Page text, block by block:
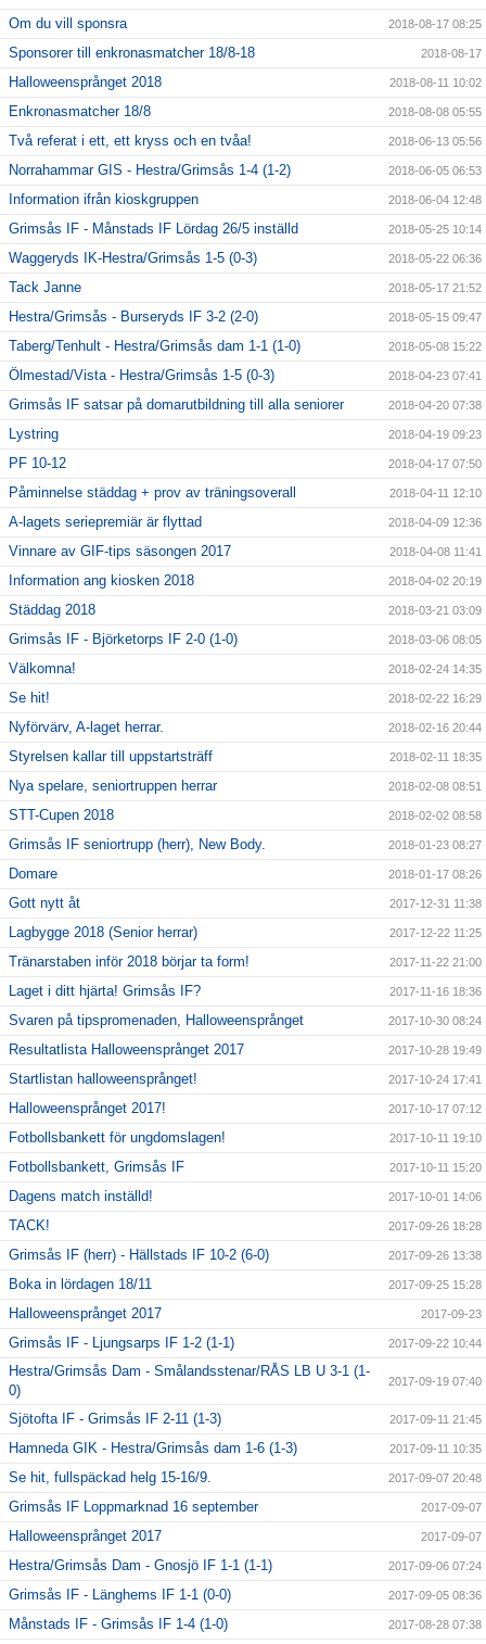
Om du vill sponsra 2018-08-17 08:25
Sponsorer till enkronasmatcher 18/8-18 2018-08-17
Halloweensprånget 2018 2018-08-11 10:02
Enkronasmatcher 18/8 2018-08-08 05:55
Två referat i ett, ett kryss och en tvåa! 2018-06-13 05:56
Norrahammar GIS - Hestra/Grimsås 1-4 (1-2) 2018-06-05 06:53
Information ifrån kioskgruppen 2018-06-04 12:48
Grimsås IF - Månstads IF Lördag 26/5 inställd 2018-05-25 10:14
Waggeryds IK-Hestra/Grimsås 1-5 (0-3) 2018-05-22 06:36
Tack Janne 2018-05-17 21:52
Hestra/Grimsås - Burseryds IF 3-2 (2-0) 2018-05-15 09:47
Taberg/Tenhult - Hestra/Grimsås dam 1-1 (1-0) 2018-05-08 15:22
Ölmestad/Vista - Hestra/Grimsås 1-5 (0-3) 2018-04-23 07:41
Grimsås IF satsar på domarutbildning till alla seniorer 2018-04-20 07:38
Lystring 2018-04-19 09:23
PF 10-12 2018-04-17 07:50
Påminnelse städdag + prov av träningsoverall 2018-04-11 12:10
A-lagets seriepremiär är flyttad 2018-04-09 12:36
Vinnare av GIF-tips säsongen 2017 2018-04-08 11:41
Information ang kiosken 2018 2018-04-02 20:19
Städdag 2018 2018-03-21 03:09
Grimsås IF - Björketorps IF 2-0 (1-0) 2018-03-06 08:05
Välkomna! 2018-02-24 14:35
Se hit! 2018-02-22 16:29
Nyförvärv, A-laget herrar. 2018-02-16 20:44
Styrelsen kallar till uppstartsträff 2018-02-11 18:35
Nya spelare, seniortruppen herrar 2018-02-08 08:51
STT-Cupen 2018 2018-02-02 08:58
Grimsås IF seniortrupp (herr), New Body. 2018-01-23 08:27
Domare 2018-01-17 08:26
Gott nytt åt 2017-12-31 11:38
Lagbygge 2018 (Senior herrar) 2017-12-22 11:25
Tränarstaben inför 2018 börjar ta form! 2017-11-22 21:00
Laget i ditt hjärta! Grimsås IF? 2017-11-16 18:36
Svaren på tipspromenaden, Halloweensprånget 2017-10-30 08:24
Resultatlista Halloweensprånget 2017 2017-10-28 19:49
Startlistan halloweensprånget! 2017-10-24 17:41
Halloweensprånget 2017! 2017-10-17 07:12
Fotbollsbankett för ungdomslagen! 2017-10-11 19:10
Fotbollsbankett, Grimsås IF 2017-10-11 15:20
Dagens match inställd! 2017-10-01 14:06
TACK! 2017-09-26 18:28
Grimsås IF (herr) - Hällstads IF 10-2 (6-0) 2017-09-26 13:38
Boka in lördagen 18/11 2017-09-25 15:28
Halloweensprånget 2017 2017-09-23
Grimsås IF - Ljungsarps IF 1-2 (1-1) 2017-09-22 10:44
Hestra/Grimsås Dam - Smålandsstenar/RÅS LB U 3-1 (1-
0)
2017-09-19 07:40
Sjötofta IF - Grimsås IF 2-11 (1-3) 2017-09-11 21:45
Hamneda GIK - Hestra/Grimsås dam 1-6 (1-3) 2017-09-11 10:35
Se hit, fullspäckad helg 15-16/9. 2017-09-07 20:48
Grimsås IF Loppmarknad 16 september 2017-09-07
Halloweensprånget 2017 2017-09-07
Hestra/Grimsås Dam - Gnosjö IF 1-1 (1-1) 2017-09-06 07:24
Grimsås IF - Länghems IF 1-1 (0-0) 2017-09-05 08:36
Månstads IF - Grimsås IF 1-4 (1-0) 2017-08-28 07:38